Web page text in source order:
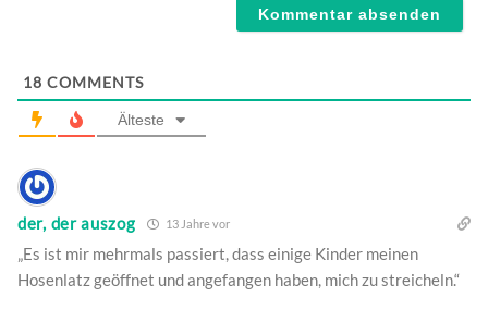
18 COMMENTS
Älteste
der, der auszog 13 Jahre vor
„Es ist mir mehrmals passiert, dass einige Kinder meinen
Hosenlatz geöffnet und angefangen haben, mich zu streicheln.“